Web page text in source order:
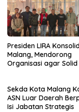
Presiden LIRA
Malang, Mendorong
Organisasi agar
Sekda Kota Malang
ASN Luar Daerah
Isi Jabatan Strategis